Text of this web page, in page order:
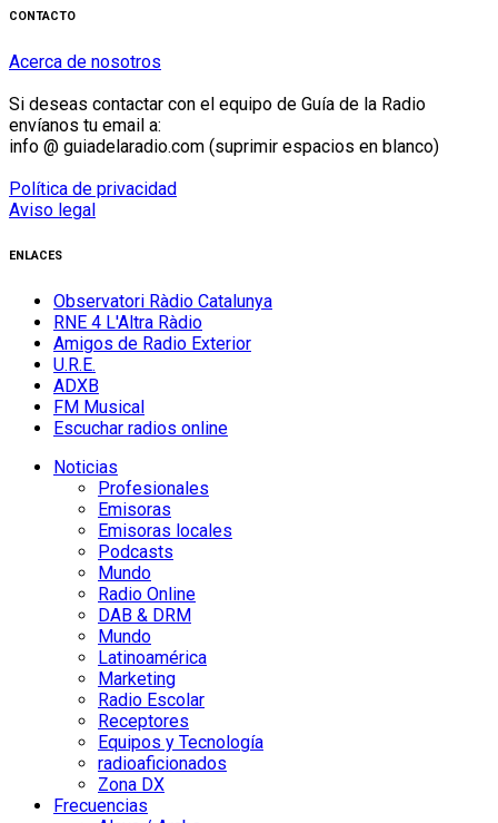
CONTACTO
Acerca de nosotros
Si deseas contactar con el equipo de Guía de la Radio
envíanos tu email a:
info @ guiadelaradio.com (suprimir espacios en blanco)
Política de privacidad
Aviso legal
ENLACES
Observatori Ràdio Catalunya
RNE 4 L'Altra Ràdio
Amigos de Radio Exterior
U.R.E.
ADXB
FM Musical
Escuchar radios online
Noticias
Profesionales
Emisoras
Emisoras locales
Podcasts
Mundo
Radio Online
DAB & DRM
Mundo
Latinoamérica
Marketing
Radio Escolar
Receptores
Equipos y Tecnología
radioaficionados
Zona DX
Frecuencias